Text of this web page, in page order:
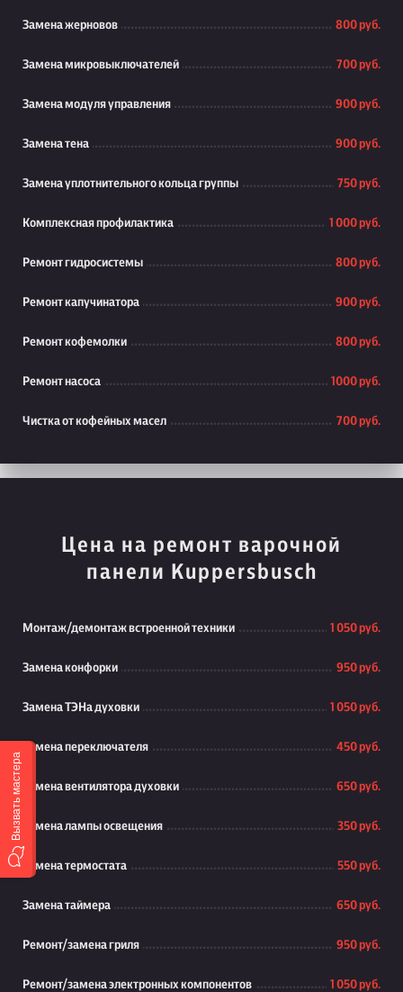
Замена жерновов 800 руб.
Замена микровыключателей 700 руб.
Замена модуля управления 900 руб.
Замена тена 900 руб.
Замена уплотнительного кольца группы 750 руб.
Комплексная профилактика 1 000 руб.
Ремонт гидросистемы 800 руб.
Ремонт капучинатора 900 руб.
Ремонт кофемолки 800 руб.
Ремонт насоса 1000 руб.
Чистка от кофейных масел 700 руб.
Цена на ремонт варочной
панели Kuppersbusch
Монтаж/демонтаж встроенной техники 1 050 руб.
Замена конфорки 950 руб.
Замена ТЭНа духовки 1 050 руб.
Замена переключателя 450 руб.
Замена вентилятора духовки 650 руб.
Замена лампы освещения 350 руб.
Замена термостата 550 руб.
Замена таймера 650 руб.
Ремонт/замена гриля 950 руб.
Ремонт/замена электронных компонентов 1 050 руб.
Вызвать мастера